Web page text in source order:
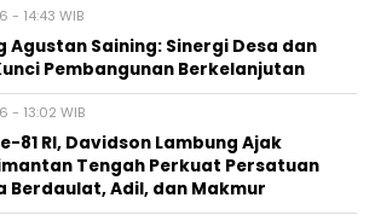
- 14:43 WIB
Agustan Saining: Sinergi Desa dan
Pembangunan Berkelanjutan
- 13:02 WIB
81 RI, Davidson Lambung Ajak
Tengah Perkuat Persatuan
Berdaulat, Adil, dan Makmur